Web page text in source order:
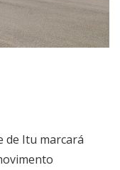
de Itu marcará